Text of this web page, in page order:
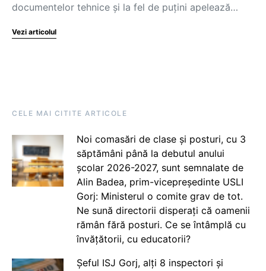
documentelor tehnice și la fel de puțini apelează…
Vezi articolul
CELE MAI CITITE ARTICOLE
Noi comasări de clase și posturi, cu 3
săptămâni până la debutul anului
școlar 2026-2027, sunt semnalate de
Alin Badea, prim-vicepreședinte USLI
Gorj: Ministerul o comite grav de tot.
Ne sună directorii disperați că oamenii
rămân fără posturi. Ce se întâmplă cu
învățătorii, cu educatorii?
Șeful ISJ Gorj, alți 8 inspectori și